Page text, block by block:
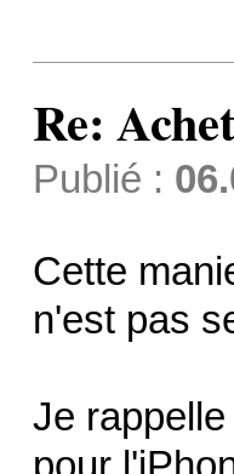
Re:
Publié :
Cette
n'est pas
Je
pour